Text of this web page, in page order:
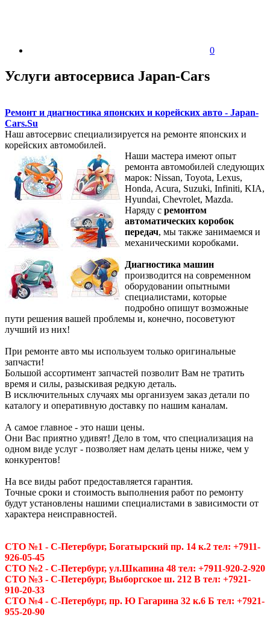
0
Услуги автосервиса Japan-Cars
Ремонт и диагностика японских и корейских авто - Japan-
Cars.Su
Наш автосервис специализируется на ремонте японских и
корейских автомобилей.
Наши мастера имеют опыт
ремонта автомобилей следующих
марок: Nissan, Toyota, Lexus,
Honda, Acura, Suzuki, Infiniti, KIA,
Hyundai, Chevrolet, Mazda.
Наряду с ремонтом
автоматических коробок
передач, мы также занимаемся и
механическими коробками.
Диагностика машин
производится на современном
оборудовании опытными
специалистами, которые
подробно опишут возможные
пути решения вашей проблемы и, конечно, посоветуют
лучший из них!
При ремонте авто мы используем только оригинальные
запчасти!
Большой ассортимент запчастей позволит Вам не тратить
время и силы, разыскивая редкую деталь.
В исключительных случаях мы организуем заказ детали по
каталогу и оперативную доставку по нашим каналам.
А самое главное - это наши цены.
Они Вас приятно удивят! Дело в том, что специализация на
одном виде услуг - позволяет нам делать цены ниже, чем у
конкурентов!
На все виды работ предоставляется гарантия.
Точные сроки и стоимость выполнения работ по ремонту
будут установлены нашими специалистами в зависимости от
характера неисправностей.
СТО №1 - С-Петербург, Богатырский пр. 14 к.2 тел: +7911-
926-05-45
СТО №2 - С-Петербург, ул.Шкапина 48 тел: +7911-920-2-920
СТО №3 - С-Петербург, Выборгское ш. 212 В тел: +7921-
910-20-33
СТО №4 - С-Петербург, пр. Ю Гагарина 32 к.6 Б тел: +7921-
955-20-90